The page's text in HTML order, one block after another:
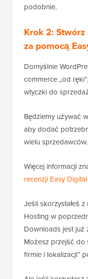
podobnie.
Krok 2:
za pomocą
Domyślnie
commerce „od
wtyczki do
Będziemy używać
aby dodać
wielu sprzedawców.
Więcej informacji
recenzji Easy
Jeśli skorzystałeś
Hosting w
Downloads jest już
Możesz przejść do
firmie i lokalizacji”